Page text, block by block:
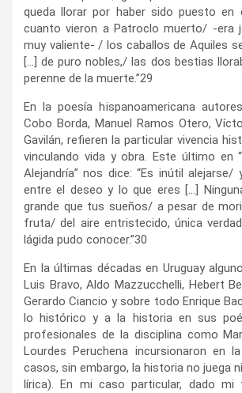
queda llorar por haber sido puesto en
cuanto vieron a Patroclo muerto/ -era
muy valiente- / los caballos de Aquiles
[…] de puro nobles,/ las dos bestias
perenne de la muerte.”29
En la poesía hispanoamericana
Cobo Borda, Manuel Ramos Otero,
Gavilán, refieren la particular vivencia
vinculando vida y obra. Este último en
Alejandría” nos dice: “Es inútil
entre el deseo y lo que eres […]
grande que tus sueños/ a pesar de
fruta/ del aire entristecido, única
lágida pudo conocer.”30
En la últimas décadas en Uruguay
Luis Bravo, Aldo Mazzucchelli, Hebert
Gerardo Ciancio y sobre todo Enrique
lo histórico y a la historia en sus
profesionales de la disciplina como
Lourdes Peruchena incursionaron en
casos, sin embargo, la historia no juega
lírica). En mi caso particular, dado